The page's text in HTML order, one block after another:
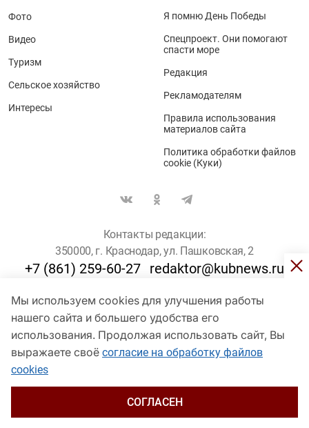
Мы используем cookies для улучшения работы
нашего сайта и большего удобства его
использования. Продолжая использовать сайт, Вы
выражаете своё согласие на обработку файлов
cookies
СОГЛАСЕН
Фото
Видео
Туризм
Сельское хозяйство
Интересы
Я помню День Победы
Спецпроект. Они помогают
спасти море
Редакция
Рекламодателям
Правила использования
материалов сайта
Политика обработки файлов
cookie (Куки)
Контакты редакции:
350000, г. Краснодар, ул. Пашковская, 2
+7 (861) 259-60-27 redaktor@kubnews.ru
Для пользователей старше 16 лет
© Кубанские Новости, 2017
Сетевое издание «kubnews» зарегистрировано Федеральной
службой по надзору в сфере связи, информационных технологий
и массовых коммуникаций (Роскомнадзор). Регистрационный
Пашковская, 2). Главный редактор – Филиппов О. Ю.